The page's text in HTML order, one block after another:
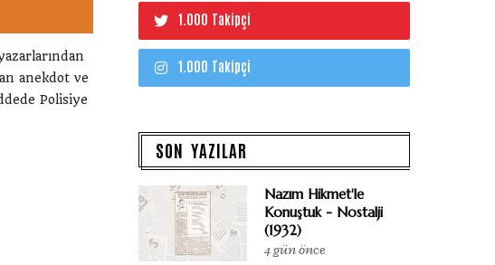
anekdot ve
Polisiye
1.000 Takipçi
1.000 Takipçi
SON YAZILAR
Nazım Hikmet'le
Konuştuk - Nostalji
(1932)
4 gün önce